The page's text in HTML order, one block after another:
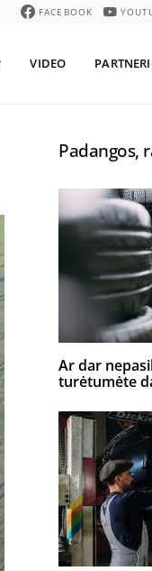
FACEBOOK
VIDEO
Padangos,
Ar dar
turėtumėte